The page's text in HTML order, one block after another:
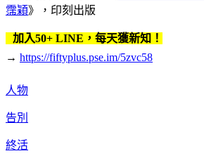
霈穎》，印刻出版
加入50+ LINE，每天獲新知！
→ https://fiftyplus.pse.im/5zvc58
人物
告別
終活